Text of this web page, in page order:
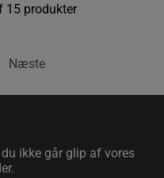
15 produkter
Næste
ikke går glip af vores